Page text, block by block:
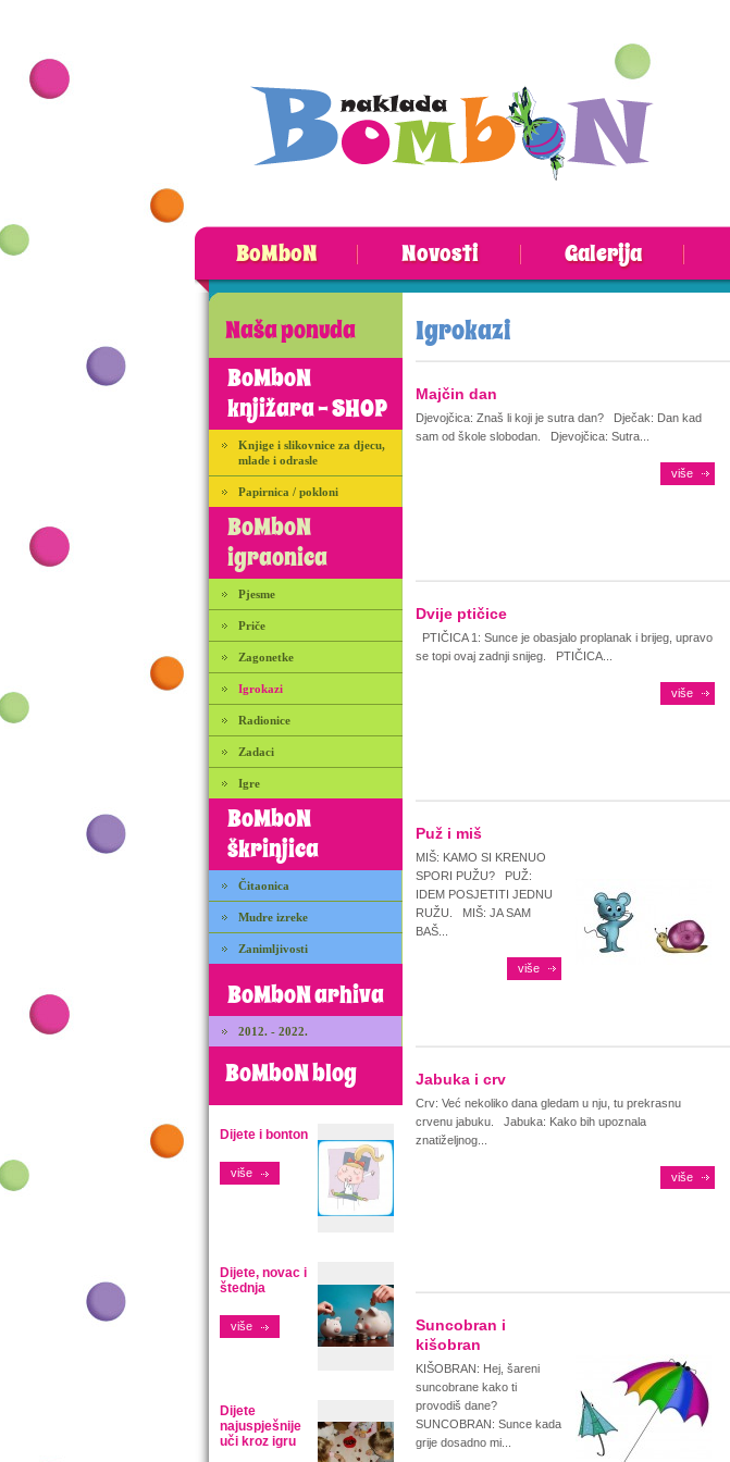
BoMboN Novosti Galerija
Naša ponuda
BoMboN
knjižara - SHOP
Knjige i slikovnice za djecu,
mlade i odrasle
Papirnica / pokloni
BoMboN
igraonica
Pjesme
Priče
Zagonetke
Igrokazi
Radionice
Zadaci
Igre
BoMboN
škrinjica
Čitaonica
Mudre izreke
Zanimljivosti
BoMboN arhiva
2012. - 2022.
BoMboN blog
Dijete i bonton
više
Dijete, novac i
štednja
više
Dijete
najuspješnije
uči kroz igru
Igrokazi
Majčin dan
Djevojčica: Znaš li koji je sutra dan? Dječak: Dan kad
sam od škole slobodan. Djevojčica: Sutra...
više
Dvije ptičice
PTIČICA 1: Sunce je obasjalo proplanak i brijeg, upravo
se topi ovaj zadnji snijeg. PTIČICA...
više
Puž i miš
MIŠ: KAMO SI KRENUO
SPORI PUŽU? PUŽ:
IDEM POSJETITI JEDNU
RUŽU. MIŠ: JA SAM
BAŠ...
više
Jabuka i crv
Crv: Već nekoliko dana gledam u nju, tu prekrasnu
crvenu jabuku. Jabuka: Kako bih upoznala
znatiželjnog...
više
Suncobran i
kišobran
KIŠOBRAN: Hej, šareni
suncobrane kako ti
provodiš dane?
SUNCOBRAN: Sunce kada
grije dosadno mi...